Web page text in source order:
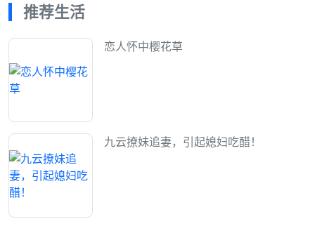
推荐生活
恋人怀中樱花草
九云撩妹追妻，引起媳妇吃醋！